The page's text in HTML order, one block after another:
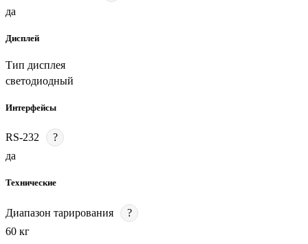
да
Дисплей
Тип дисплея
светодиодный
Интерфейсы
RS-232
?
да
Технические
Диапазон тарирования
?
60 кг